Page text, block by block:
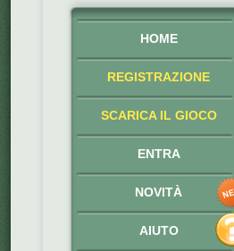
HOME
REGISTRAZIONE
SCARICA IL GIOCO
ENTRA
NOVITÀ
AIUTO